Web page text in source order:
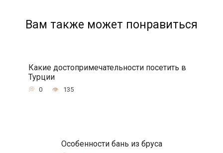
Вам также может понравиться
Какие достопримечательности посетить в
Турции
0 135
Особенности бань из бруса